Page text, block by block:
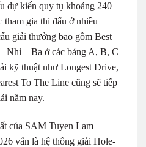
dự kiến quy tụ khoảng 240
tham gia thi đấu ở nhiều
giải thưởng bao gồm Best
Nhì – Ba ở các bảng A, B, C
kỹ thuật như Longest Drive,
To The Line cũng sẽ tiếp
năm nay.
của SAM Tuyen Lam
vẫn là hệ thống giải Hole-